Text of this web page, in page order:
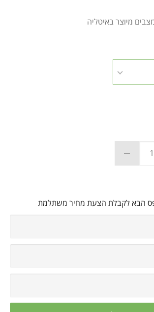
הבא לקבלת הצעת מחיר משתלמת